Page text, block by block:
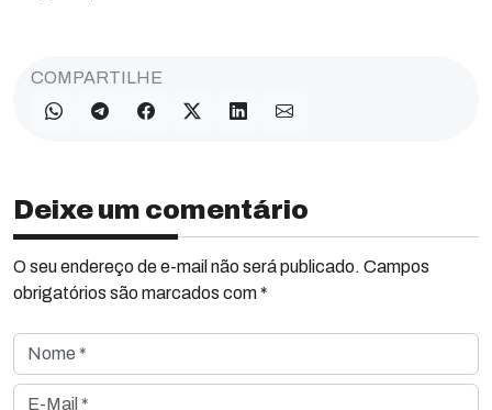
COMPARTILHE
Deixe um comentário
O seu endereço de e-mail não será publicado. Campos
obrigatórios são marcados com *
Nome *
E-Mail *